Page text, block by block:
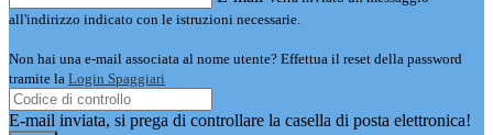
all'indirizzo indicato con le istruzioni necessarie.
Non hai una e-mail associata al nome utente? Effettua il reset della password
tramite la Login Spaggiari
E-mail inviata, si prega di controllare la casella di posta elettronica!